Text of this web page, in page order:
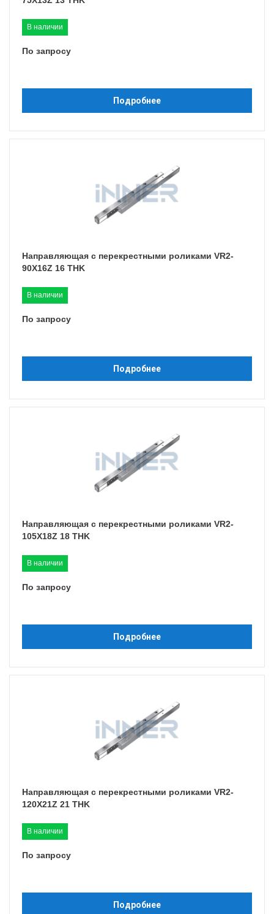
В наличии
По запросу
Подробнее
Направляющая с перекрестными роликами VR2-
90X16Z 16 THK
В наличии
По запросу
Подробнее
Направляющая с перекрестными роликами VR2-
105X18Z 18 THK
В наличии
По запросу
Подробнее
Направляющая с перекрестными роликами VR2-
120X21Z 21 THK
В наличии
По запросу
Подробнее